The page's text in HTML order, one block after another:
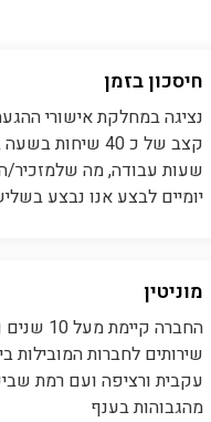
חיסכון בזמן
נציגה במחלקת אישורי
שעות עבודה, מה שלמזכיר/
יומיים לבצע אנו נבצע
מוניטין
החברה קיימת
שירותים לחברות המובילות
עקבית ורציפה​ ועם רמת
מהגבוהות בענף​